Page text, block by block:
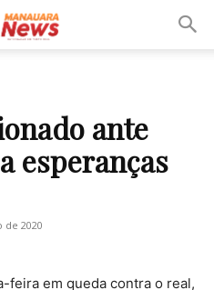
ante
esperanças
de 2020
feira em queda contra o real,